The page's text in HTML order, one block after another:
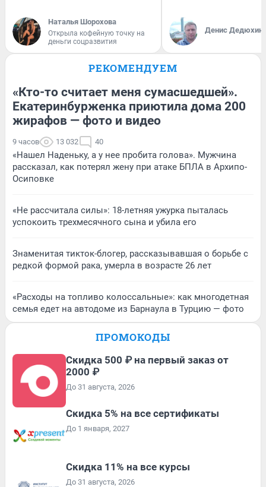
Наталья Шорохова
Открыла кофейную точку на
деньги соцразвития
Денис Дедюхин
РЕКОМЕНДУЕМ
«Кто-то считает меня сумасшедшей».
Екатеринбурженка приютила дома 200
жирафов — фото и видео
9 часов 13 032 40
«Нашел Наденьку, а у нее пробита голова». Мужчина
рассказал, как потерял жену при атаке БПЛА в Архипо-
Осиповке
«Не рассчитала силы»: 18-летняя ужурка пыталась
успокоить трехмесячного сына и убила его
Знаменитая тикток-блогер, рассказывавшая о борьбе с
редкой формой рака, умерла в возрасте 26 лет
«Расходы на топливо колоссальные»: как многодетная
семья едет на автодоме из Барнаула в Турцию — фото
ПРОМОКОДЫ
Скидка 500 ₽ на первый заказ от
2000 ₽
До 31 августа, 2026
Скидка 5% на все сертификаты
До 1 января, 2027
Скидка 11% на все курсы
До 31 августа, 2026